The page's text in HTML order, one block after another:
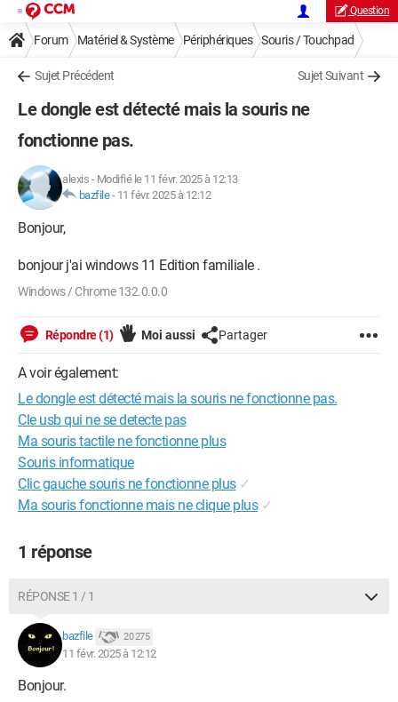
Question
Forum Matériel & Système Périphériques Souris / Touchpad
Sujet Précédent Sujet Suivant
Le dongle est détecté mais la souris ne
fonctionne pas.
alexis - Modifié le 11 févr. 2025 à 12:13
bazfile- 11 févr. 2025 à 12:12
Bonjour,
bonjour j'ai windows 11 Edition familiale .
Windows / Chrome 132.0.0.0
Répondre (1) Moi aussi Partager
A voir également:
Le dongle est détecté mais la souris ne fonctionne pas.
Cle usb qui ne se detecte pas
Ma souris tactile ne fonctionne plus
Souris informatique
Clic gauche souris ne fonctionne plus ✓
Ma souris fonctionne mais ne clique plus ✓
1 réponse
RÉPONSE 1 / 1
bazfile 20 275
11 févr. 2025 à 12:12
Bonjour.